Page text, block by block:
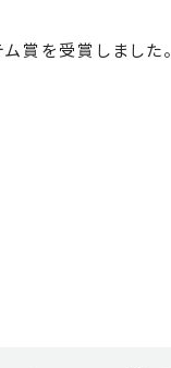
を受賞しました。